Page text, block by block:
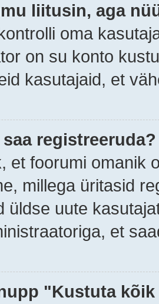
liitusin, aga
oma
on su konto
kasutajaid, et
registreeruda?
et foorumi omanik
millega üritasid
üldse uute
et
"Kustuta